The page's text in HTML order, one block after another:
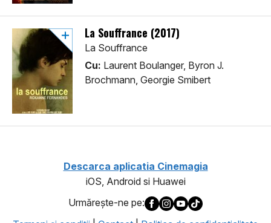
La Souffrance (2017)
La Souffrance
Cu: Laurent Boulanger, Byron J.
Brochmann, Georgie Smibert
Descarca aplicatia Cinemagia
iOS, Android si Huawei
Urmăreşte-ne pe: